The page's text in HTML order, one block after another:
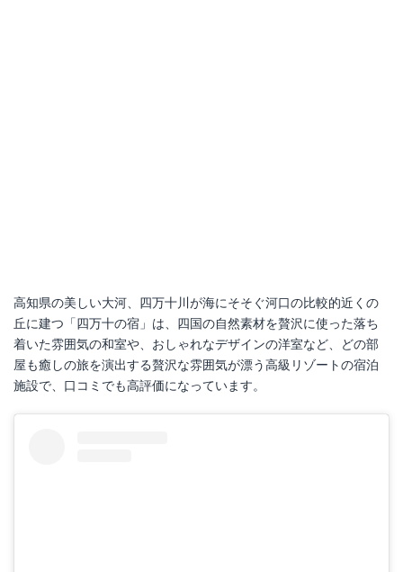
高知県の美しい大河、四万十川が海にそそぐ河口の比較的近くの
丘に建つ「四万十の宿」は、四国の自然素材を贅沢に使った落ち
着いた雰囲気の和室や、おしゃれなデザインの洋室など、どの部
屋も癒しの旅を演出する贅沢な雰囲気が漂う高級リゾートの宿泊
施設で、口コミでも高評価になっています。